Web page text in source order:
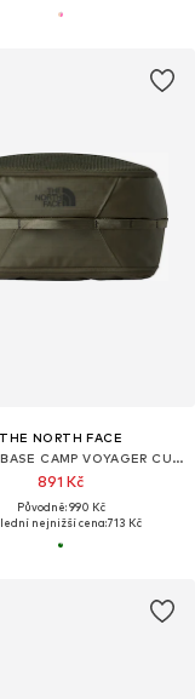
THE NORTH FACE
Kabelka 'BASE CAMP VOYAGER CUBE'
891 Kč
Původně: 990 Kč
nejnižší cena:713 Kč